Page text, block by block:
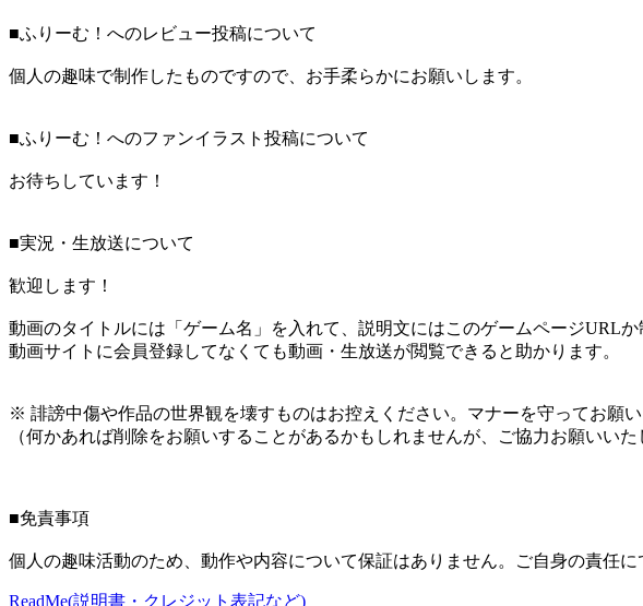
■ふりーむ！へのレビュー投稿について
個人の趣味で制作したものですので、お手柔らかにお願いします。
■ふりーむ！へのファンイラスト投稿について
お待ちしています！
■実況・生放送について
歓迎します！
動画のタイトルには「ゲーム名」を入れて、説明文にはこのゲームページURL
動画サイトに会員登録してなくても動画・生放送が閲覧できると助かります。
※ 誹謗中傷や作品の世界観を壊すものはお控えください。マナーを守ってお願い
（何かあれば削除をお願いすることがあるかもしれませんが、ご協力お願いいた
■免責事項
個人の趣味活動のため、動作や内容について保証はありません。ご自身の責任に
ReadMe(説明書・クレジット表記など)